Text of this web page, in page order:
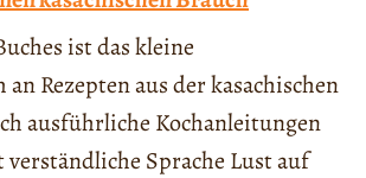
ist das kleine
Rezepten aus der kasachischen
ausführliche Kochanleitungen
Sprache Lust auf